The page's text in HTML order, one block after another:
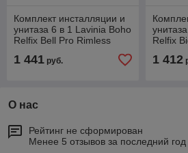
Комплект инсталляции и
унитаза 6 в 1 Lavinia Boho
Relfix Bell Pro Rimless
1 441 руб.
Relfix
1 412
О нас
Рейтинг не сформирован
Менее 5 отзывов за последний год